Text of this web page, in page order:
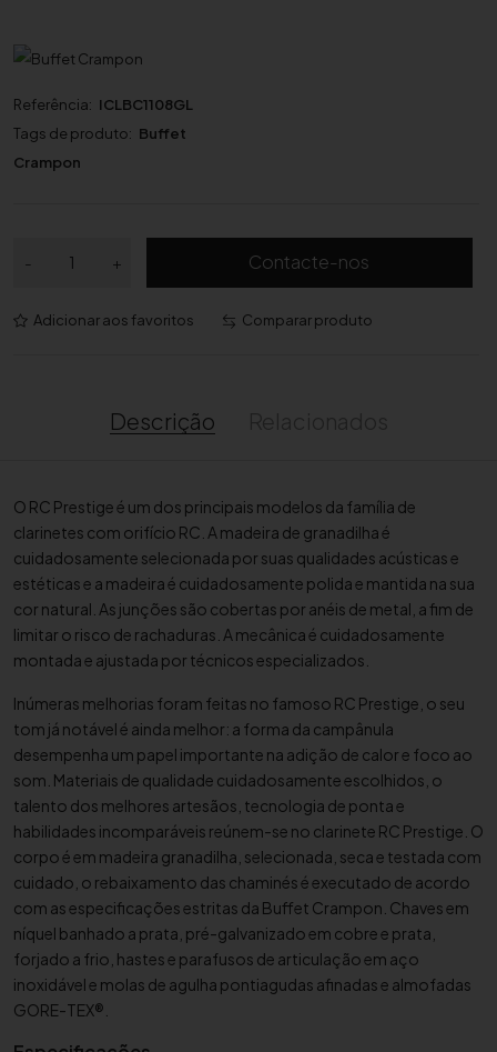
Referência: ICLBC1108GL
Tags de produto: Buffet
Crampon
-
n
d
e
C
l
a
r
n
e
t
e
S
i
b
B
u
f
f
e
t
+ Contacte-nos
Adicionar aos favoritos Comparar produto
Descrição
O RC Prestige é um dos principais modelos da família de
clarinetes com orifício RC. A madeira de granadilha é
cuidadosamente selecionada por suas qualidades acústicas e
estéticas e a madeira é cuidadosamente polida e mantida na sua
cor natural. As junções são cobertas por anéis de metal, a fim de
limitar o risco de rachaduras. A mecânica é cuidadosamente
montada e ajustada por técnicos especializados.
Inúmeras melhorias foram feitas no famoso RC Prestige, o seu
tom já notável é ainda melhor: a forma da campânula
desempenha um papel importante na adição de calor e foco ao
som. Materiais de qualidade cuidadosamente escolhidos, o
talento dos melhores artesãos, tecnologia de ponta e
habilidades incomparáveis ​​reúnem-se no clarinete RC Prestige. O
corpo é em madeira granadilha, selecionada, seca e testada com
cuidado, o rebaixamento das chaminés é executado de acordo
com as especificações estritas da Buffet Crampon. Chaves em
níquel banhado a prata, pré-galvanizado em cobre e prata,
forjado a frio, hastes e parafusos de articulação em aço
inoxidável e molas de agulha pontiagudas afinadas e almofadas
GORE-TEX®.